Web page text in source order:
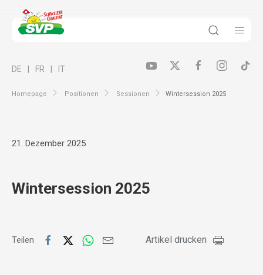
Homepage Positionen Sessionen Wintersession 2025
DE FR IT
21. Dezember 2025
Wintersession 2025
Teilen Artikel drucken